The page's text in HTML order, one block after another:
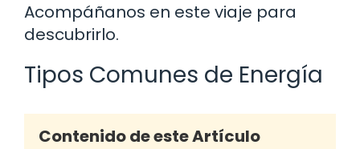
Acompáñanos en este viaje para
descubrirlo.
Tipos Comunes de Energía
Contenido de este Artículo